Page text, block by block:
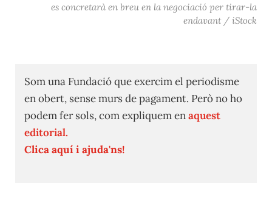
es concretarà en breu en la negociació per tirar-la
endavant / iStock
Som una Fundació que exercim el periodisme
en obert, sense murs de pagament. Però no ho
podem fer sols, com expliquem enaquest
editorial.
Clica aquí i ajuda'ns!